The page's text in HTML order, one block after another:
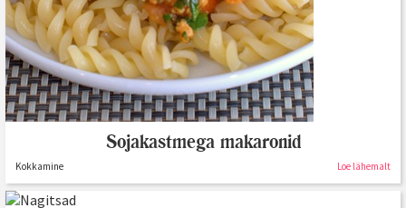
Sojakastmega makaronid
Kokkamine Loe lähemalt